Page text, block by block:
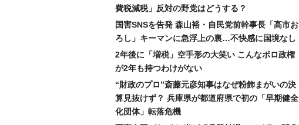
費税減税」反対の野党はどうする？
国害SNSを告発 森山裕・自民党前幹事長「高市お
ろし」キーマンに急浮上の裏…不快感に国境なし
2年後に「増税」空手形の大笑い こんなボロ政権
が2年も持つわけがない
“財政のプロ”斎藤元彦知事はなぜ粉飾まがいの決
算見抜けず？ 兵庫県が都道府県で初の「早期健全
化団体」転落危機